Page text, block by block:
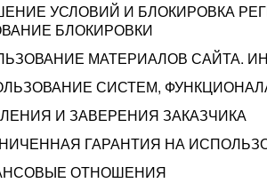
УСЛОВИЙ И БЛОКИРОВКА
БЛОКИРОВКИ
МАТЕРИАЛОВ САЙТА.
СИСТЕМ,
И ЗАВЕРЕНИЯ ЗАКАЗЧИКА
ГАРАНТИЯ НА
ОТНОШЕНИЯ